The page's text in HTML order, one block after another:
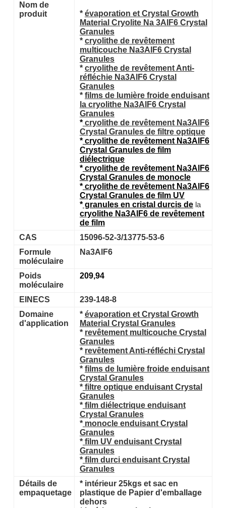
Nom de
produit
* évaporation et Crystal Growth
Material Cryolite Na 3AlF6 Crystal
Granules
* cryolithede revêtement
multicouche Na3AlF6Crystal
Granules
* cryolithede revêtementAnti-
réfléchie Na3AlF6Crystal
Granules
* films de lumière froide enduisant
la cryolithe Na3AlF6Crystal
Granules
* cryolithede revêtement Na3AlF6
Crystal Granules defiltreoptique
* cryolithede revêtement Na3AlF6
Crystal Granules defilm
diélectrique
* cryolithede revêtement Na3AlF6
Crystal Granulesde monocle
* cryolithede revêtement Na3AlF6
Crystal Granules defilmUV
*granules en cristal durcis dela
cryolithe Na3AlF6derevêtement
de film
CAS
15096-52-3/13775-53-6
Formule
moléculaire
Na3AlF6
Poids
moléculaire
209,94
EINECS
239-148-8
Domaine
d'application
* évaporation et Crystal Growth
Material Crystal Granules
* revêtement multicouche Crystal
Granules
* revêtement Anti-réfléchi Crystal
Granules
* films de lumière froide enduisant
Crystal Granules
*filtre optique enduisant Crystal
Granules
*film diélectrique enduisant
Crystal Granules
*monocle enduisant Crystal
Granules
*film UV enduisant Crystal
Granules
*film durci enduisant Crystal
Granules
Détails de
empaquetage
*intérieur 25kgs et sac en
plastique de Papier d'emballage
dehors